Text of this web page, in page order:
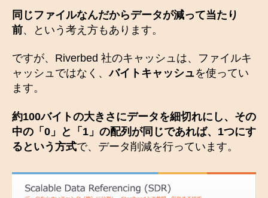
同じファイルなんだからデータが減って当たり
前、という考え方もあります。
ですが、Riverbed 社のキャッシュは、ファイルキ
ャッシュではなく、バイトキャッシュを使ってい
ます。
約100バイトの大きさにデータを細切れにし、その
中の「0」と「1」の配列が同じであれば、1つにす
るという方式で、データ削減を行っています。